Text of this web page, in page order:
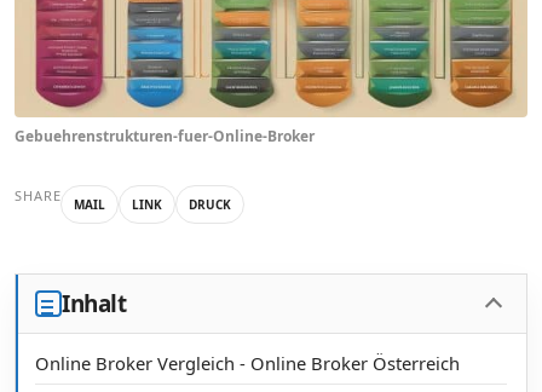
Gebuehrenstrukturen-fuer-Online-Broker
SHARE MAIL LINK DRUCK
Inhalt
Online Broker Vergleich - Online Broker Österreich